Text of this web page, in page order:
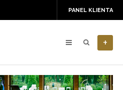
PANEL KLIENTA
+